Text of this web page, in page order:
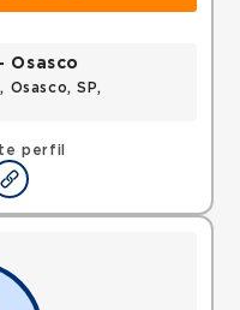
perfil
Osasco
SP,